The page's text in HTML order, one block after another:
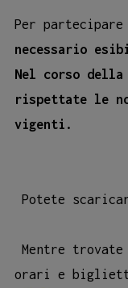
Per
necessario
Nel corso della
rispettate le
vigenti.
Potete
Mentre trovate
orari e